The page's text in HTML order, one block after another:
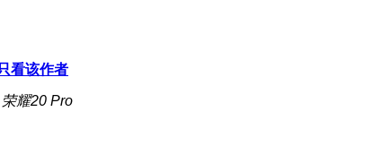
看该作者
耀20 Pro